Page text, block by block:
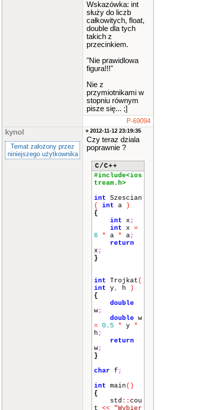
Wskazówka: int
służy do liczb
całkowitych, float,
double dla tych
takich z
przecinkiem.
"Nie prawidlowa
figura!!!"
Nie z
przymiotnikami w
stopniu równym
pisze się... ;]
P-69094
kynol
Temat założony przez
niniejszego użytkownika
» 2012-11-12 23:19:35
Czy teraz dziala
poprawnie ?
C/C++
#include<ios
tream.h>
int Szescian
(
int a
)
{
int x ;
int x =
6
* a * a;
return
x ;
}
int Trojkat (
int y, h
)
{
double
w;
double w
= 0.5 * y *
h ;
return
w;
}
char f ;
int main ()
{
std :: cou
t << "Wybier